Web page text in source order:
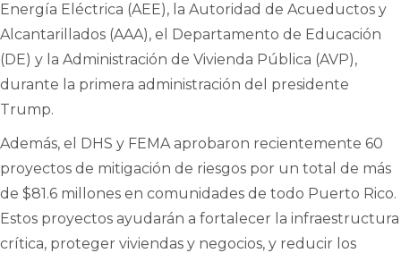
Energía Eléctrica (AEE), la Autoridad de Acueductos y
Alcantarillados (AAA), el Departamento de Educación
(DE) y la Administración de Vivienda Pública (AVP),
durante la primera administración del presidente
Trump.
Además, el DHS y FEMA aprobaron recientemente 60
proyectos de mitigación de riesgos por un total de más
de $81.6 millones en comunidades de todo Puerto Rico.
Estos proyectos ayudarán a fortalecer la infraestructura
crítica, proteger viviendas y negocios, y reducir los